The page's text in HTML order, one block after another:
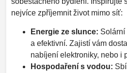
nejvíce zpříjemnit život mimo síť:
Energie ze slunce: Solární
a efektivní. Zajistí vám
nabíjení elektroniky, nebo i
Hospodaření s vodou: